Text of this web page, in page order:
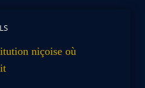
niçoise où